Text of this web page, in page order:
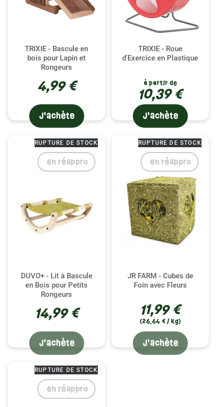
TRIXIE - Bascule en
bois pour Lapin et
Rongeurs
4,99 €
J'achète
TRIXIE - Roue
d'Exercice en Plastique
à partir de
10,39 €
J'achète
DUVO+ - Lit à Bascule
en Bois pour Petits
Rongeurs
14,99 €
RUPTURE DE STOCK
en réappro
J'achète
JR FARM - Cubes de
Foin avec Fleurs
11,99 €
(26,64 € / kg)
RUPTURE DE STOCK
en réappro
J'achète
RUPTURE DE STOCK
en réappro